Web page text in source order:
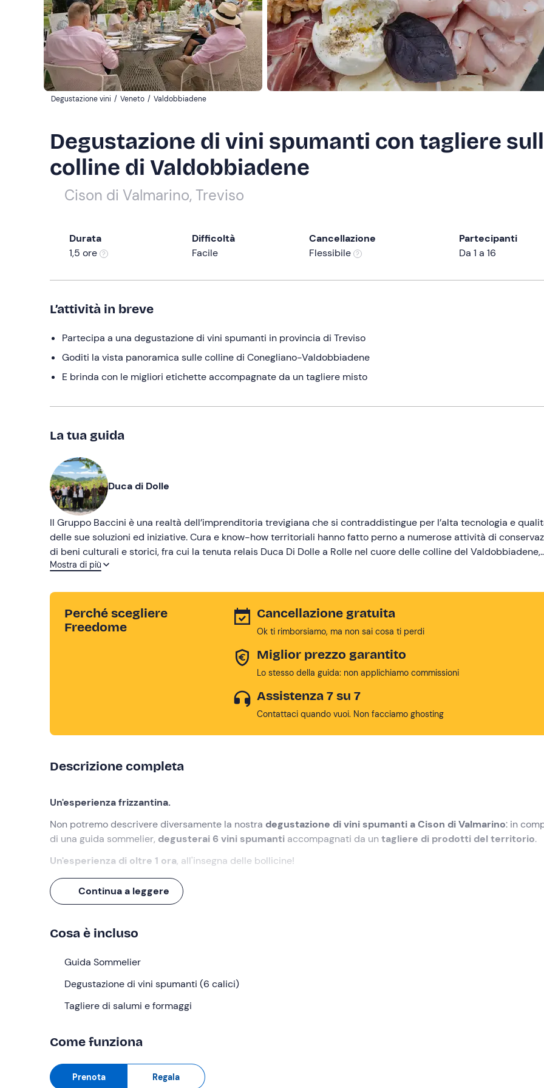
Degustazione vini / Veneto / Valdobbiadene
Degustazione di vini spumanti con tagliere
colline di Valdobbiadene
Cison di Valmarino, Treviso
Durata
1,5 ore
Difficoltà
Facile
Cancellazione
Flessibile
Partecipanti
Da 1 a 16
L’attività in breve
Partecipa a una degustazione di vini spumanti in provincia di Treviso
Goditi la vista panoramica sulle colline di Conegliano-Valdobbiadene
E brinda con le migliori etichette accompagnate da un tagliere misto
La tua guida
Duca di Dolle
Il Gruppo Baccini è una realtà dell’imprenditoria trevigiana che si contraddistingue per l’alta tecnologia e
delle sue soluzioni ed iniziative. Cura e know-how territoriali hanno fatto perno a numerose attività di
di beni culturali e storici, fra cui la tenuta relais Duca Di Dolle a Rolle nel cuore delle colline del Valdobbiadene,
definita “una cartolina mandata dagli dei” dal noto poeta Andrea Zanzotto.
Mostra di più
Perché scegliere
Freedome
Cancellazione gratuita
Ok ti rimborsiamo, ma non sai cosa ti perdi
Miglior prezzo garantito
Lo stesso della guida: non applichiamo commissioni
Assistenza 7 su 7
Contattaci quando vuoi. Non facciamo ghosting
Descrizione completa
Un'esperienza frizzantina.
Non potremo descrivere diversamente la nostra degustazione di vini spumanti a Cison di Valmarino: in
di una guida sommelier, degusterai 6 vini spumanti accompagnati da un tagliere di prodotti del territorio.
Un'esperienza di oltre 1 ora, all'insegna delle bollicine!
Cosa faremo
Rolle nel comune di Cison di Valmarino (TV), nel territorio di Conegliano-Valdobbiadene.
sala degustazione. La guida racconterà la storia e la filosofia aziendale e descriverà il territorio del Prosecco di
Degusteremo dunque 6 vini spumanti
salumi e formaggi . La guida sommelier non mancherà di descrivere ogni vino spumante, permettendoci di
apprezzare e valorizzare ogni sorso.
L'esperienza è riservata a maggiorenni
Continua a leggere
Cosa è incluso
Guida Sommelier
Degustazione di vini spumanti (6 calici)
Tagliere di salumi e formaggi
Come funziona
Prenota Regala